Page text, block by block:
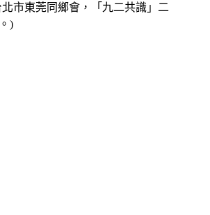
市東莞同鄉會，「九二共識」二
)